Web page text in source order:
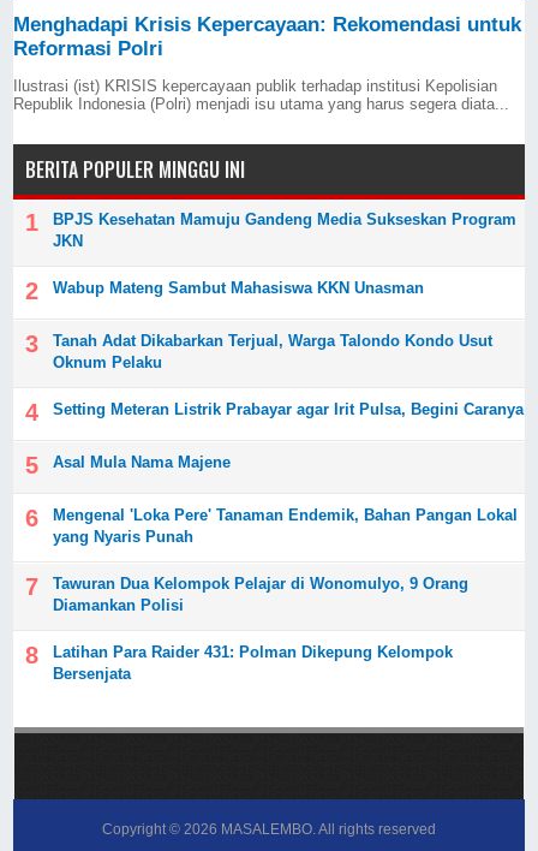
Menghadapi Krisis Kepercayaan: Rekomendasi untuk
Reformasi Polri
Ilustrasi (ist) KRISIS kepercayaan publik terhadap institusi Kepolisian
Republik Indonesia (Polri) menjadi isu utama yang harus segera diata...
BERITA POPULER MINGGU INI
BPJS Kesehatan Mamuju Gandeng Media Sukseskan Program
JKN
Wabup Mateng Sambut Mahasiswa KKN Unasman
Tanah Adat Dikabarkan Terjual, Warga Talondo Kondo Usut
Oknum Pelaku
Setting Meteran Listrik Prabayar agar Irit Pulsa, Begini Caranya
Asal Mula Nama Majene
Mengenal 'Loka Pere' Tanaman Endemik, Bahan Pangan Lokal
yang Nyaris Punah
Tawuran Dua Kelompok Pelajar di Wonomulyo, 9 Orang
Diamankan Polisi
Latihan Para Raider 431: Polman Dikepung Kelompok
Bersenjata
Copyright © 2026 MASALEMBO . All rights reserved